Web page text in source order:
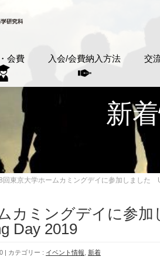
会費 入会/会費納入方法 交
新
回東京大学ホームカミングデイに参加しました
カミングデイに参
Day 2019
カテゴリー : イベント情報 新着